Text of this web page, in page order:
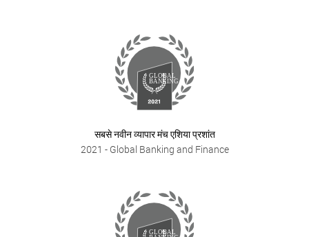
सबसे नवीन व्यापार मंच एशिया प्रशांत
2021 - Global Banking and Finance